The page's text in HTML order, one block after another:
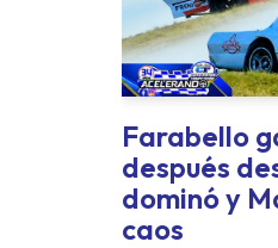
Farabello
después
dominó y
caos